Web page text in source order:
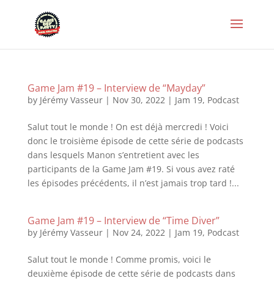
Game Jam #19 – Interview de “Mayday”
by Jérémy Vasseur| Nov 30, 2022| Jam 19, Podcast
Salut tout le monde ! On est déjà mercredi ! Voici
donc le troisième épisode de cette série de podcasts
dans lesquels Manon s’entretient avec les
participants de la Game Jam #19. Si vous avez raté
les épisodes précédents, il n’est jamais trop tard !...
Game Jam #19 – Interview de “Time Diver”
by Jérémy Vasseur| Nov 24, 2022| Jam 19, Podcast
Salut tout le monde ! Comme promis, voici le
deuxième épisode de cette série de podcasts dans